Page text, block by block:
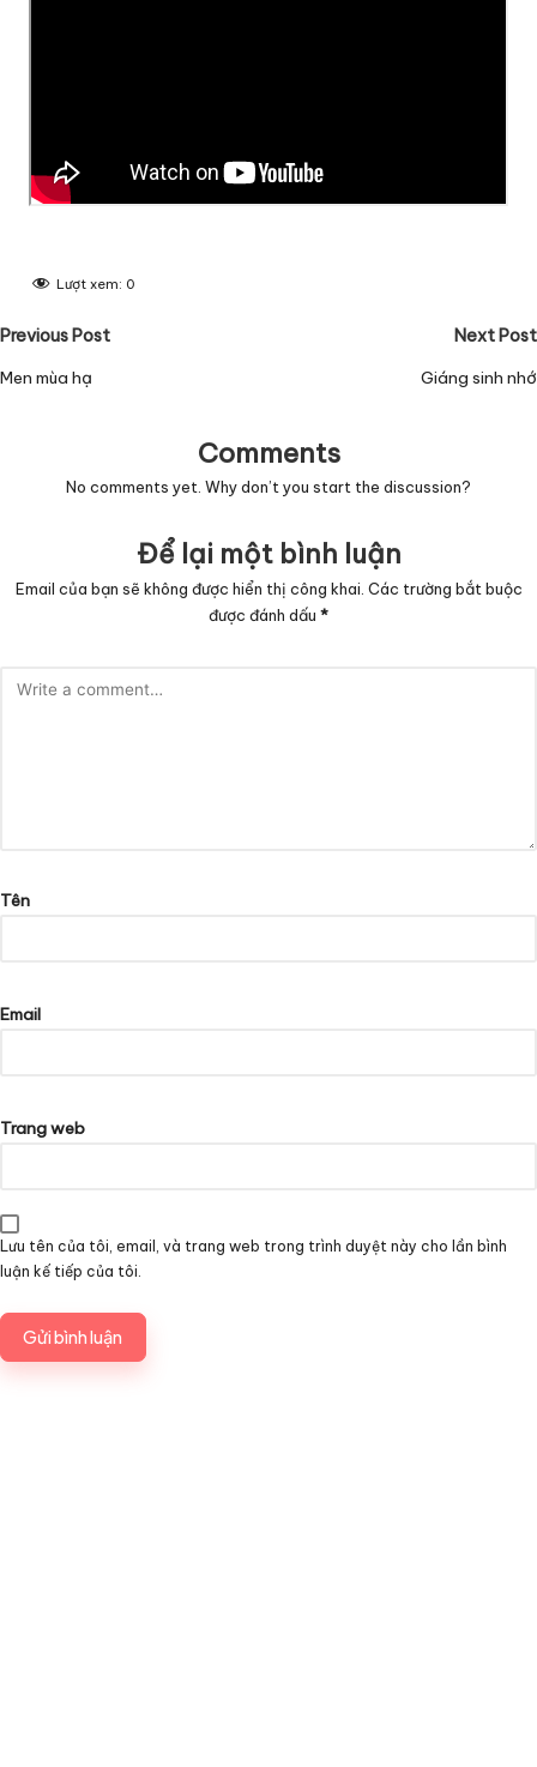
Lượt xem: 0
Post
navigation
Previous Post
Men mùa hạ
Next Post
Giáng sinh nhớ
Comments
No comments yet. Why don’t you start the discussion?
Để lại một bình luận
Email của bạn sẽ không được hiển thị công khai. Các trường bắt buộc
được đánh dấu *
Tên
Email
Trang web
Lưu tên của tôi, email, và trang web trong trình duyệt này cho lần bình
luận kế tiếp của tôi.